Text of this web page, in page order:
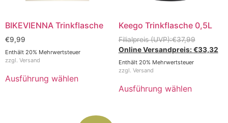
BIKEVIENNA Trinkflasche
€9,99
Enthält 20% Mehrwertsteuer
zzgl. Versand
Ausführung wählen
Keego Trinkflasche 0,5L
€37,99
€33,32
Enthält 20% Mehrwertsteuer
zzgl. Versand
Ausführung wählen